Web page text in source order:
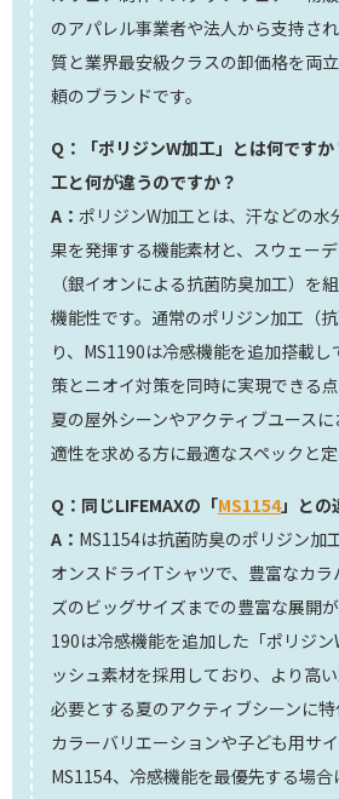
のアパレル事業者や法人から支持さ
質と業界最安級クラスの卸価格を両
頼のブランドです。
Q：「ポリジンW加工」とは何です
工と何が違うのですか？
A： ポリジンW加工とは、汗などの水
果を発揮する機能素材と、スウェー
（銀イオンによる抗菌防臭加工）を
機能性です。通常のポリジン加工（
り、MS1190は冷感機能を追加搭載
策とニオイ対策を同時に実現できる点
夏の屋外シーンやアクティブユース
適性を求める方に最適なスペックと定
Q：同じLIFEMAXの「MS1154」との
A： MS1154は抗菌防臭のポリジン加
オンスドライTシャツで、豊富なカ
ズのビッグサイズまでの豊富な展開
190は冷感機能を追加した「ポリジ
ッシュ素材を採用しており、より高
必要とする夏のアクティブシーンに特
カラーバリエーションや子ども用サ
MS1154、冷感機能を最優先する場